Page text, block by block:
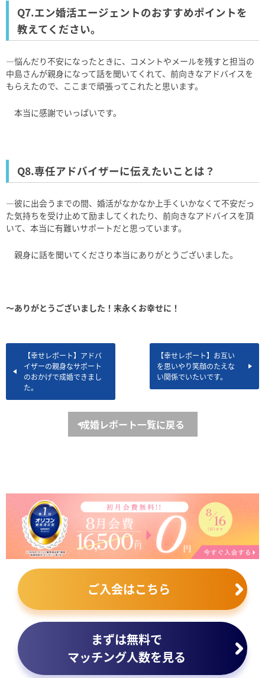
Q7.エン婚活エージェントのおすすめポイントを
教えてください。
―悩んだり不安になったときに、コメントやメールを残すと担当の
中島さんが親身になって話を聞いてくれて、前向きなアドバイスを
もらえたので、ここまで頑張ってこれたと思います。
本当に感謝でいっぱいです。
Q8.専任アドバイザーに伝えたいことは？
―彼に出会うまでの間、婚活がなかなか上手くいかなくて不安だっ
た気持ちを受け止めて励ましてくれたり、前向きなアドバイスを頂
いて、本当に有難いサポートだと思っています。
親身に話を聞いてくださり本当にありがとうございました。
～ありがとうございました！末永くお幸せに！
【幸せレポート】アドバ
イザーの親身なサポート
のおかげで成婚できまし
た。
【幸せレポート】お互い
を思いやり笑顔のたえな
い関係でいたいです。
成婚レポート一覧に戻る
まずは無料で
マッチング人数を見る
ご入会はこちら